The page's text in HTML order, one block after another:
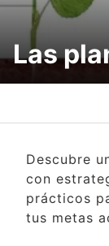
Las
Descubre
con
prácticos
tus metas